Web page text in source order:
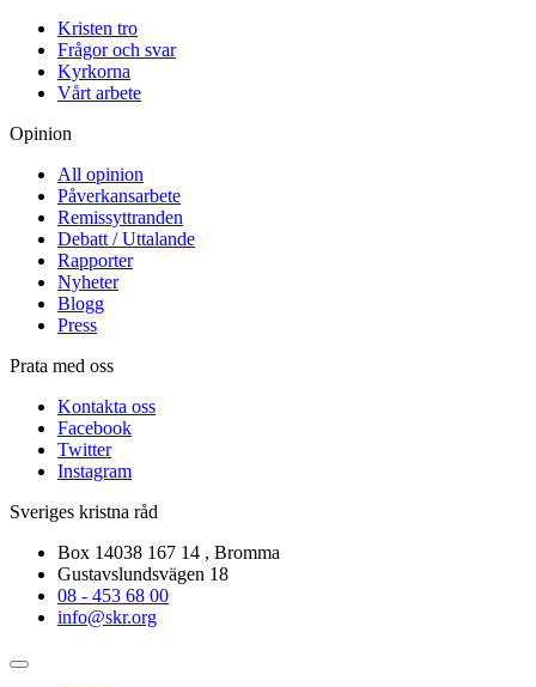
Kristen tro
Frågor och svar
Kyrkorna
Vårt arbete
Opinion
All opinion
Påverkansarbete
Remissyttranden
Debatt / Uttalande
Rapporter
Nyheter
Blogg
Press
Prata med oss
Kontakta oss
Facebook
Twitter
Instagram
Sveriges kristna råd
Box 14038 167 14 , Bromma
Gustavslundsvägen 18
08 - 453 68 00
info@skr.org